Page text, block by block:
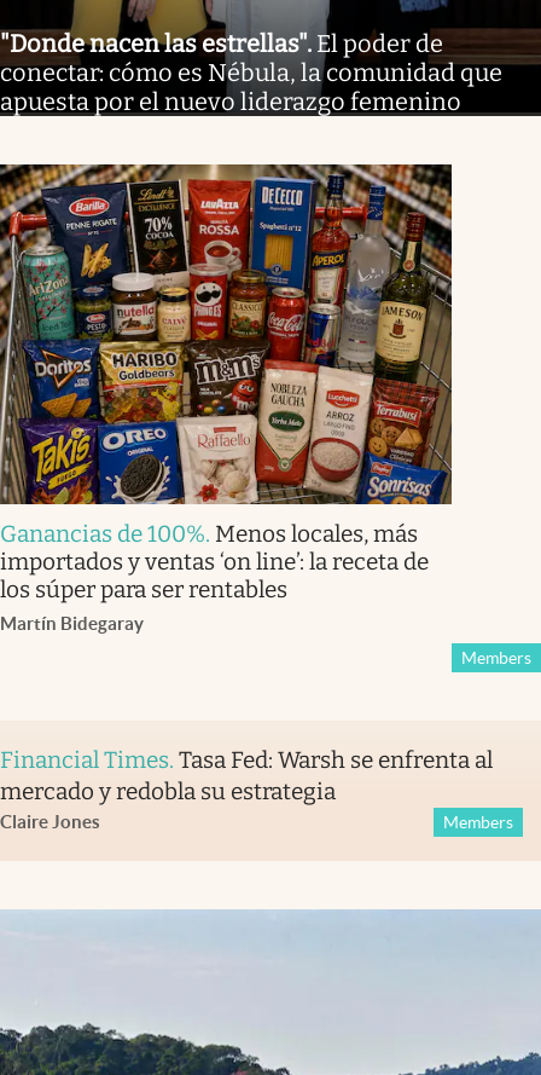
"Donde nacen las estrellas". El poder de
conectar: cómo es Nébula, la comunidad que
apuesta por el nuevo liderazgo femenino
Ganancias de 100%. Menos locales, más
importados y ventas ‘on line’: la receta de
los súper para ser rentables
Martín Bidegaray
Members
Financial Times. Tasa Fed: Warsh se enfrenta al
mercado y redobla su estrategia
Claire Jones Members